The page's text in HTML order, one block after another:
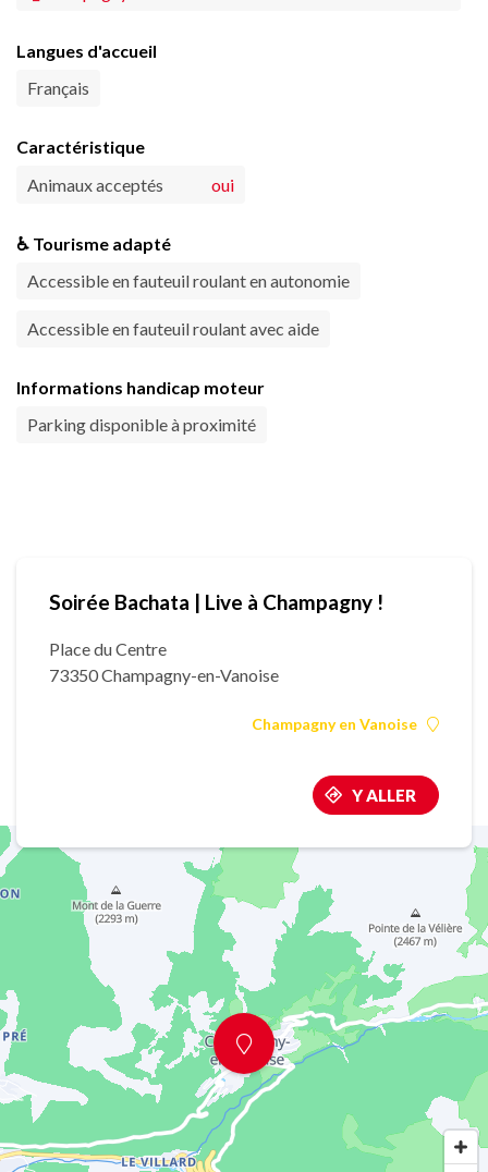
Langues d'accueil
Français
Caractéristique
Animaux acceptés
oui
♿ Tourisme adapté
Accessible en fauteuil roulant en autonomie
Accessible en fauteuil roulant avec aide
Informations handicap moteur
Parking disponible à proximité
Soirée Bachata | Live à Champagny !
Place du Centre
73350 Champagny-en-Vanoise
Champagny en Vanoise
Y ALLER